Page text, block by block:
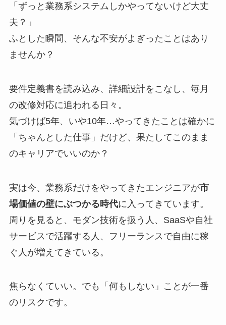
「ずっと業務系システムしかやってないけど大丈
夫？」
ふとした瞬間、そんな不安がよぎったことはあり
ませんか？
要件定義書を読み込み、詳細設計をこなし、毎月
の改修対応に追われる日々。
気づけば5年、いや10年…やってきたことは確かに
「ちゃんとした仕事」だけど、果たしてこのまま
のキャリアでいいのか？
実は今、業務系だけをやってきたエンジニアが市
場価値の壁にぶつかる時代に入ってきています。
周りを見ると、モダン技術を扱う人、SaaSや自社
サービスで活躍する人、フリーランスで自由に稼
ぐ人が増えてきている。
焦らなくていい。でも「何もしない」ことが一番
のリスクです。